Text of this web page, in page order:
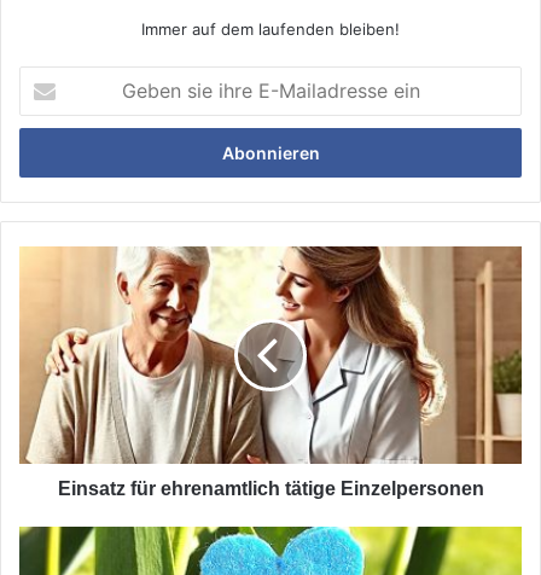
Immer auf dem laufenden bleiben!
sie
ihre
Mailadresse
ein
tätige
Einzelpersonen
Einsatz für ehrenamtlich tätige Einzelpersonen
Randalierer